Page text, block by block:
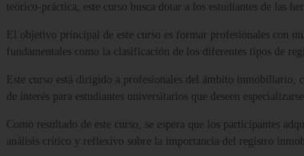
teórico-práctica, este curso busca dotar a los estudiantes de las
El objetivo principal de este curso es formar profesionales con
fundamentales como la clasificación de los diferentes tipos de
Este curso está dirigido a profesionales del ámbito inmobiliario,
de interés para estudiantes universitarios que deseen
Como resultado de este curso, se espera que los participantes
análisis crítico y reflexivo sobre la importancia del registro